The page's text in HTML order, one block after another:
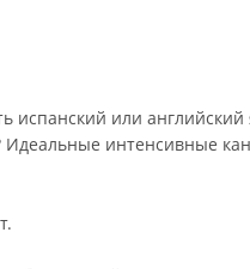
испанский или английский
Идеальные интенсивные